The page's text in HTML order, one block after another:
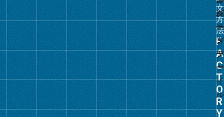
文
方
法
ン
ク
グ
ル
ー
プ
リ
ン
バ
イ
ン
ダ
ー
ダ
ー
レ
ン
ダ
ー
ダ
ー
・
フ
ァ
イ
ル